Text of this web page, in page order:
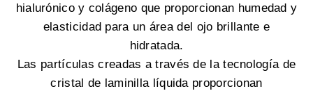
hialurónico y colágeno que proporcionan humedad y
elasticidad para un área del ojo brillante e
hidratada.
Las partículas creadas a través de la tecnología de
cristal de laminilla líquida proporcionan